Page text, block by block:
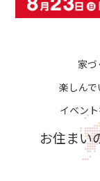
家づ
楽しん
イベン
お住まい